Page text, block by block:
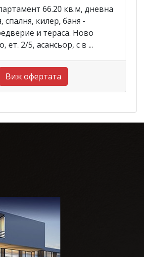
66.20 кв.м, дневна
спалня, килер, баня -
и тераса. Ново
ет. 2/5, асансьор, с в ...
Виж офертата